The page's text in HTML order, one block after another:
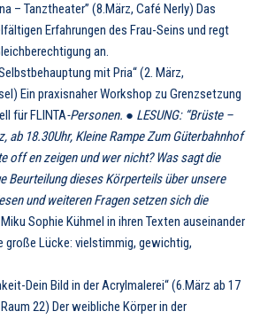
– Tanztheater” (8.März, Café Nerly) Das
Erfahrungen des Frau-Seins und regt
an.
mit Pria“ (2. März,
Ein praxisnaher Workshop zu Grenzsetzung
für FLINTA-Personen. ● LESUNG: “Brüste –
ab 18.30Uhr, Kleine Rampe Zum Güterbahnhof
off en zeigen und wer nicht? Was sagt die
Beurteilung dieses Körperteils über unsere
und weiteren Fragen setzen sich die
Sophie Kühmel in ihren Texten auseinander
große Lücke: vielstimmig, gewichtig,
Dein Bild in der Acrylmalerei“ (6.März ab 17
22) Der weibliche Körper in der